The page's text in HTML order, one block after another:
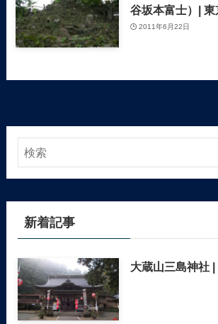
谷坂本富士）|
2011年6月22日
新着記事
大蔵山三島神社